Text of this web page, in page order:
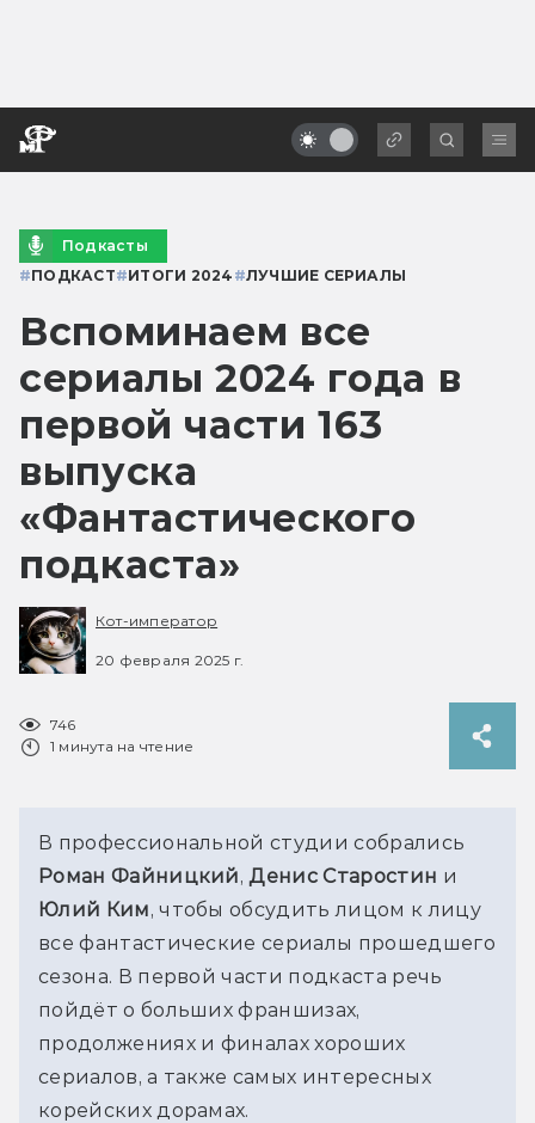
Подкасты
#ПОДКАСТ#ИТОГИ 2024 #ЛУЧШИЕ СЕРИАЛЫ
Вспоминаем все
сериалы 2024 года в
первой части 163
выпуска
«Фантастического
подкаста»
Кот-император
20 февраля 2025 г.
746
1 минута на чтение
Роман Файницкий, Денис Старостин
Юлий Ким, чтобы обсудить лицом к лицу
все фантастические сериалы прошедшего
сезона. В первой части подкаста речь
пойдёт о больших франшизах,
продолжениях и финалах хороших
сериалов, а также самых интересных
корейских дорамах.